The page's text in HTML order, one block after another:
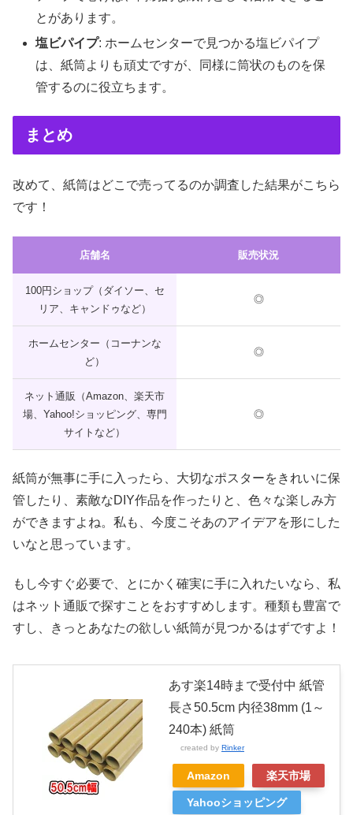
とがあります。
塩ビパイプ: ホームセンターで見つかる塩ビパイプ
は、紙筒よりも頑丈ですが、同様に筒状のものを保
管するのに役立ちます。
まとめ
改めて、紙筒はどこで売ってるのか調査した結果がこちら
です！
店舗名 販売状況
100円ショップ（ダイソー、セ
リア、キャンドゥなど）
◎
ホームセンター（コーナンな
ど）
◎
ネット通販（Amazon、楽天市
場、Yahoo!ショッピング、専門
サイトなど）
◎
紙筒が無事に手に入ったら、大切なポスターをきれいに保
管したり、素敵なDIY作品を作ったりと、色々な楽しみ方
ができますよね。私も、今度こそあのアイデアを形にした
いなと思っています。
もし今すぐ必要で、とにかく確実に手に入れたいなら、私
はネット通販で探すことをおすすめします。種類も豊富で
すし、きっとあなたの欲しい紙筒が見つかるはずですよ！
あす楽14時まで受付中 紙管
長さ50.5cm 内径38mm (1～
240本) 紙筒
created by Rinker
Amazon 楽天市場
Yahooショッピング